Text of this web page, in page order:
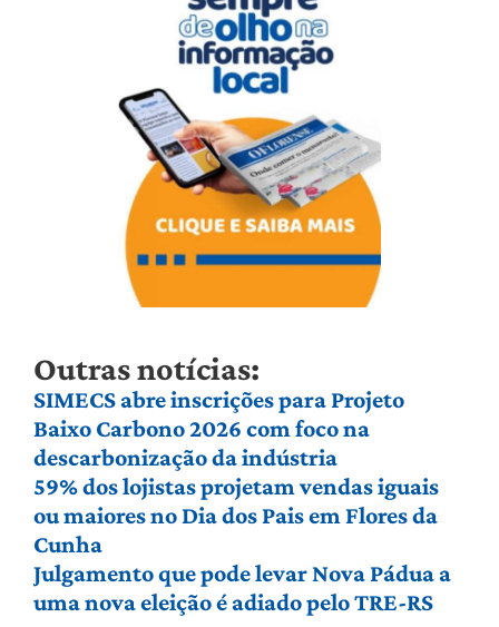
Outras notícias:
SIMECS abre inscrições para Projeto
Baixo Carbono 2026 com foco na
descarbonização da indústria
59% dos lojistas projetam vendas iguais
ou maiores no Dia dos Pais em Flores da
Cunha
Julgamento que pode levar Nova Pádua a
uma nova eleição é adiado pelo TRE-RS